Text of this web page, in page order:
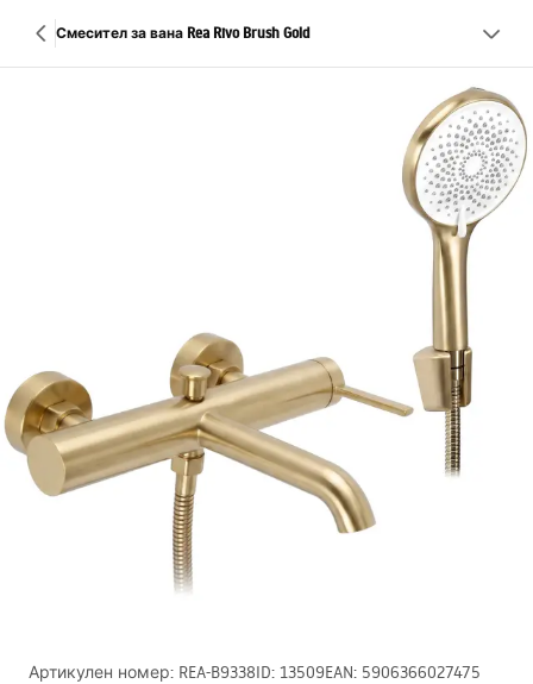
Смесител за вана Rea Rivo Brush Gold
Артикулен номер: REA-B9338ID: 13509EAN: 5906366027475